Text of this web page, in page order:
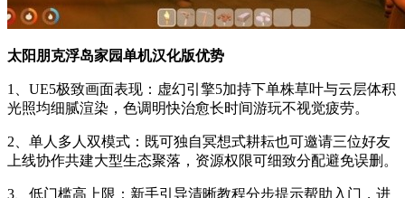
太阳朋克浮岛家园单机汉化版优势
1、UE5极致画面表现：虚幻引擎5加持下单株草叶与云层体积
光照均细腻渲染，色调明快治愈长时间游玩不视觉疲劳。
2、单人多人双模式：既可独自冥想式耕耘也可邀请三位好友
上线协作共建大型生态聚落，资源权限可细致分配避免误删。
3、低门槛高上限：新手引导清晰教程分步提示帮助入门，进